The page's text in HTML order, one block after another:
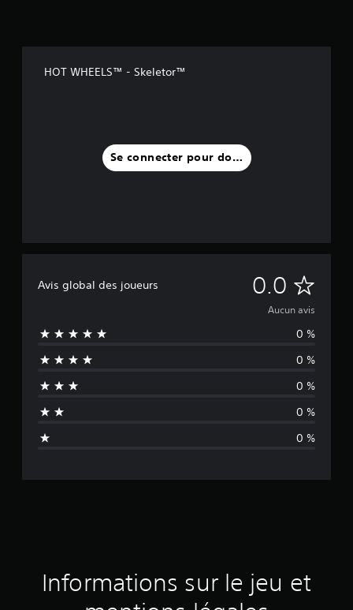
HOT WHEELS™ - Skeletor™
Se connecter pour donner un avis
Avis global des joueurs 0.0 A
u
c
u
a
i
Aucun avis
0 %
0 %
0 %
0 %
0 %
Informations sur le jeu et